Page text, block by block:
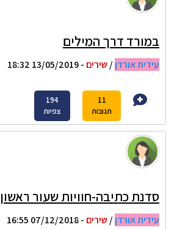
במורד דרך המילים
עידית אורדן/ שירים - 13/05/2019 18:32
11
תגובות
194
צפיות
סדנת כתיבה-חוויות שעור ראשון
עידית אורדן/ שירים - 07/12/2018 16:55